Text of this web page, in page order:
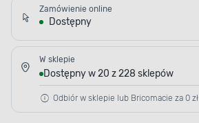
Zamówienie online
Dostępny
W sklepie
Dostępny w 20 z 228 sklepów
Odbiór w sklepie lub Bricomacie za 0 zł